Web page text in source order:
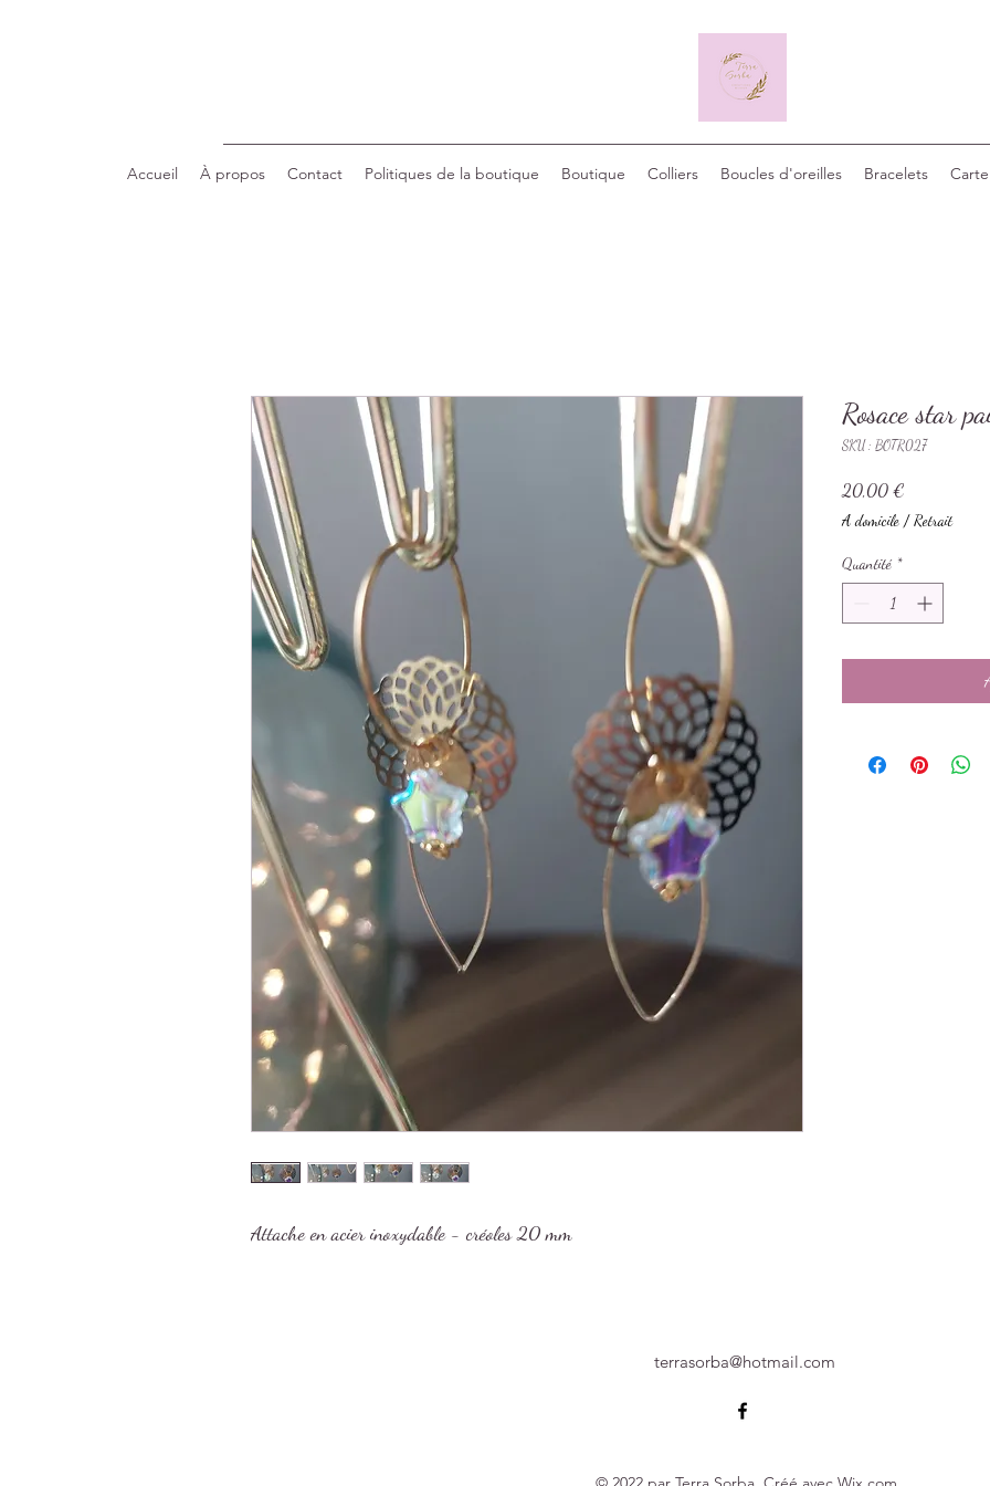
Accueil À propos Contact Politiques de la boutique Boutique Colliers Boucles d'oreilles Bracelets
Attache en acier inoxydable - créoles 20 mm
Rosace star
SKU : BOTR027
20,00 €
A domicile / Retrait
Quantité *
terrasorba@hotmail.com